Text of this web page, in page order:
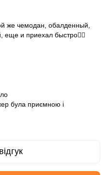
же чемодан, обалденный,
еще и приехал быстро👍🏻
була приємною і